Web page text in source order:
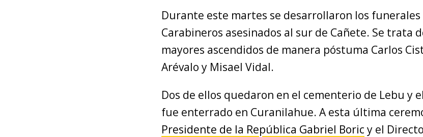
Durante este martes se desarrollaron los funerales
Carabineros asesinados al sur de Cañete. Se trata
mayores ascendidos de manera póstuma Carlos
Arévalo y Misael Vidal.
Dos de ellos quedaron en el cementerio de Lebu y
fue enterrado en Curanilahue. A esta última
Presidente de la República Gabriel Boric y el